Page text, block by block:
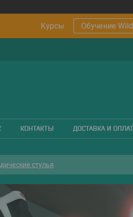
Курсы Обучение
КОНТАКТЫ ДОСТАВКА И
стулья